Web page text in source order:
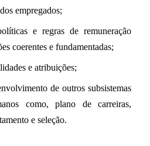
empregados;
e regras de remuneração
coerentes e fundamentadas;
e atribuições;
de outros subsistemas
como, plano de carreiras,
e seleção.